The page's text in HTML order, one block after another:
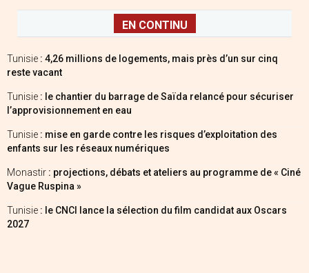
EN CONTINU
Tunisie : 4,26 millions de logements, mais près d’un sur cinq
reste vacant
Tunisie : le chantier du barrage de Saïda relancé pour sécuriser
l’approvisionnement en eau
Tunisie : mise en garde contre les risques d’exploitation des
enfants sur les réseaux numériques
Monastir : projections, débats et ateliers au programme de « Ciné
Vague Ruspina »
Tunisie : le CNCI lance la sélection du film candidat aux Oscars
2027